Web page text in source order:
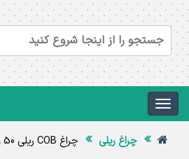
چراغ ریلی چراغ COB ریلی 50 وات اطلس